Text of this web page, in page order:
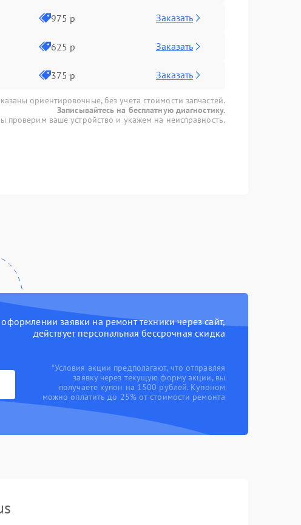
975 р Заказать
625 р Заказать
375 р Заказать
ориентировочные, без учета стоимости запчастей.
Записывайтесь на бесплатную диагностику.
проверим ваше устройство и укажем на неисправность.
заявки на ремонт техники через сайт,
действует персональная бессрочная скидка
*Условия акции предполагают, что отправляя
заявку через текущую форму акции, вы
получаете купон на 1500 рублей. Купоном
можно оплатить до 25% от стоимости ремонта